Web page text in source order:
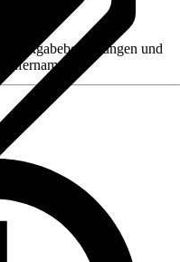
und